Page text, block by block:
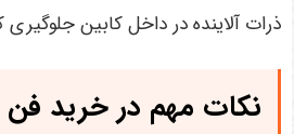
ذرات آلاینده در داخل کابین جلوگیری
نکات مهم در خرید فن